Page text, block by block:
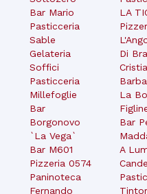
Bar Mario
Pasticceria
Sable
Gelateria
Soffici
Pasticceria
Millefoglie
Bar
Borgonovo
`La Vega`
Bar M601
Pizzeria 0574
Paninoteca
Fernando
LA
Di
La
Bar
A